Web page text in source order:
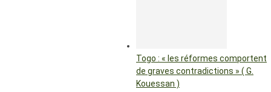
Togo : « les réformes comportent
de graves contradictions » ( G.
Kouessan )